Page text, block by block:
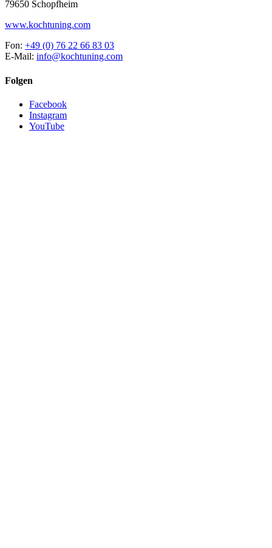
79650 Schopfheim
www.kochtuning.com
Fon: +49 (0) 76 22 66 83 03
E-Mail: info@kochtuning.com
Folgen
Facebook
Instagram
YouTube